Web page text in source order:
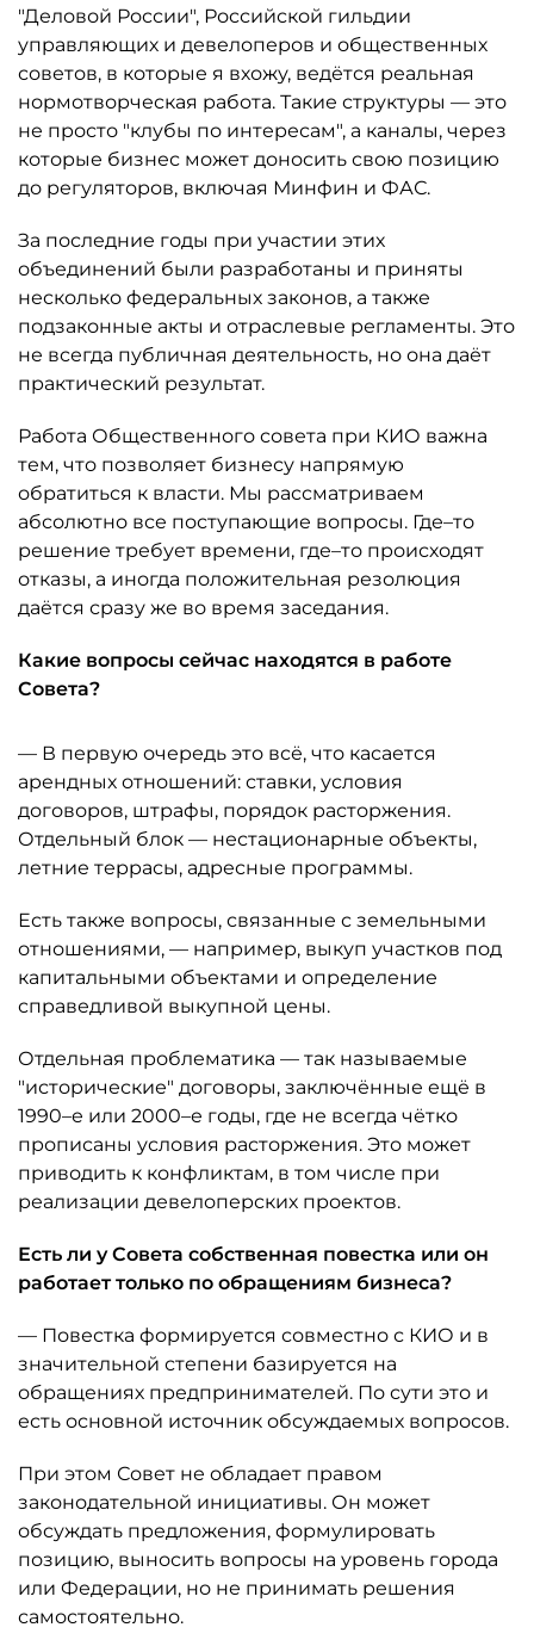
"Деловой России", Российской гильдии
управляющих и девелоперов и общественных
советов, в которые я вхожу, ведётся реальная
нормотворческая работа. Такие структуры — это
не просто "клубы по интересам", а каналы, через
которые бизнес может доносить свою позицию
до регуляторов, включая Минфин и ФАС.
За последние годы при участии этих
объединений были разработаны и приняты
несколько федеральных законов, а также
подзаконные акты и отраслевые регламенты. Это
не всегда публичная деятельность, но она даёт
практический результат.
Работа Общественного совета при КИО важна
тем, что позволяет бизнесу напрямую
обратиться к власти. Мы рассматриваем
абсолютно все поступающие вопросы. Где–то
решение требует времени, где–то происходят
отказы, а иногда положительная резолюция
даётся сразу же во время заседания.
Какие вопросы сейчас находятся в работе
Совета?
— В первую очередь это всё, что касается
арендных отношений: ставки, условия
договоров, штрафы, порядок расторжения.
Отдельный блок — нестационарные объекты,
летние террасы, адресные программы.
Есть также вопросы, связанные с земельными
отношениями, — например, выкуп участков под
капитальными объектами и определение
справедливой выкупной цены.
Отдельная проблематика — так называемые
"исторические" договоры, заключённые ещё в
1990–е или 2000–е годы, где не всегда чётко
прописаны условия расторжения. Это может
приводить к конфликтам, в том числе при
реализации девелоперских проектов.
Есть ли у Совета собственная повестка или он
работает только по обращениям бизнеса?
— Повестка формируется совместно с КИО и в
значительной степени базируется на
обращениях предпринимателей. По сути это и
есть основной источник обсуждаемых вопросов.
При этом Совет не обладает правом
законодательной инициативы. Он может
обсуждать предложения, формулировать
позицию, выносить вопросы на уровень города
или Федерации, но не принимать решения
самостоятельно.